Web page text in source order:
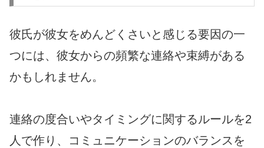
彼氏が彼女をめんどくさいと感じる要因の一
つには、彼女からの頻繁な連絡や束縛がある
かもしれません。
連絡の度合いやタイミングに関するルールを2
人で作り、コミュニケーションのバランスを